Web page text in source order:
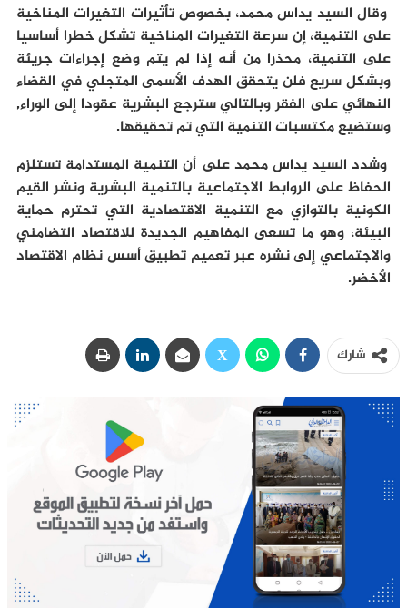
وقال السيد يداس محمد، بخصوص تأثيرات التغيرات المناخية
على التنمية، إن سرعة التغيرات المناخية تشكل خطرا أساسيا
على التنمية، محذرا من أنه إذا لم يتم وضع إجراءات جريئة
وبشكل سريع فلن يتحقق الهدف الأسمى المتجلي في القضاء
النهائي على الفقر وبالتالي سترجع البشرية عقودا إلى الوراء,
وستضيع مكتسبات التنمية التي تم تحقيقها.
وشدد السيد يداس محمد على أن التنمية المستدامة تستلزم
الحفاظ على الروابط الاجتماعية بالتنمية البشرية ونشر القيم
الكونية بالتوازي مع التنمية الاقتصادية التي تحترم حماية
البيئة، وهو ما تسعى المفاهيم الجديدة للاقتصاد التضامني
والاجتماعي إلى نشره عبر تعميم تطبيق أسس نظام الاقتصاد
الأخضر.
شارك